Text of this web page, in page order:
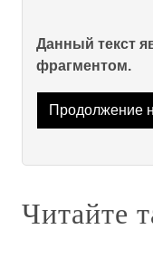
Данный текст
фрагментом.
Продолжение
Читайте